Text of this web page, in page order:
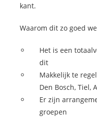
kant.
Waarom dit zo goed
Het is een
dit
Makkelijk te
Den Bosch, Tiel,
Er zijn
groepen